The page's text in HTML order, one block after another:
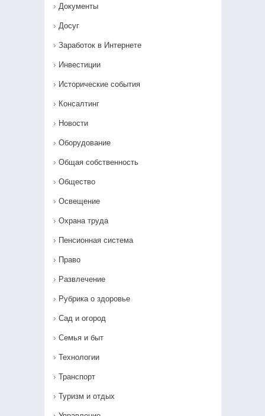
Документы
Досуг
Заработок в Интернете
Инвестиции
Исторические события
Консалтинг
Новости
Оборудование
Общая собственность
Общество
Освещение
Охрана труда
Пенсионная система
Право
Развлечение
Рубрика о здоровье
Сад и огород
Семья и быт
Технологии
Транспорт
Туризм и отдых